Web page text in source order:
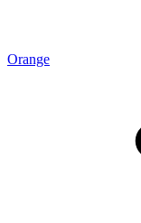
Orange